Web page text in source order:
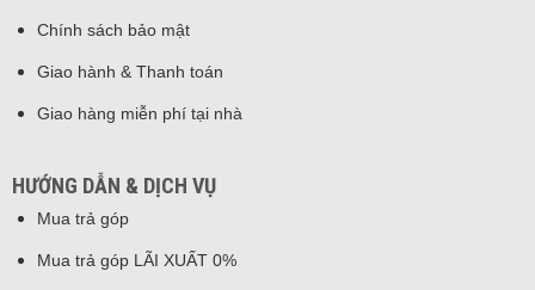
Chính sách bảo mật
Giao hành & Thanh toán
Giao hàng miễn phí tại nhà
HƯỚNG DẪN & DỊCH VỤ
Mua trả góp
Mua trả góp LÃI XUẤT 0%